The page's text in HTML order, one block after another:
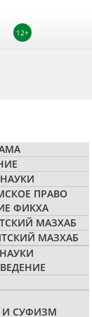
12+
ПРАВО
ФИКХА
МАЗХАБ
МАЗХАБ
И СУФИЗМ